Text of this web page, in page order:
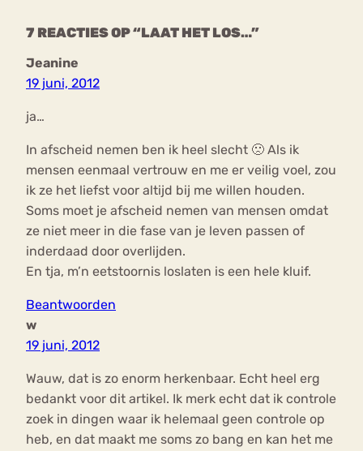
7 REACTIES OP “LAAT HET LOS…”
Jeanine
19 juni, 2012
ja…
In afscheid nemen ben ik heel slecht 🙁 Als ik
mensen eenmaal vertrouw en me er veilig voel, zou
ik ze het liefst voor altijd bij me willen houden.
Soms moet je afscheid nemen van mensen omdat
ze niet meer in die fase van je leven passen of
inderdaad door overlijden.
En tja, m’n eetstoornis loslaten is een hele kluif.
Beantwoorden
w
19 juni, 2012
Wauw, dat is zo enorm herkenbaar. Echt heel erg
bedankt voor dit artikel. Ik merk echt dat ik controle
zoek in dingen waar ik helemaal geen controle op
heb, en dat maakt me soms zo bang en kan het me